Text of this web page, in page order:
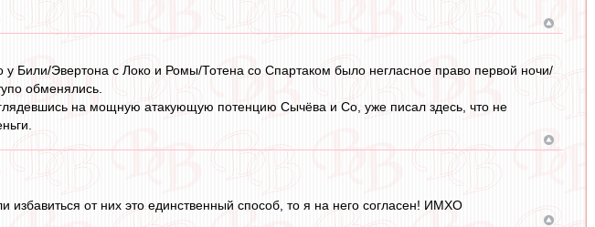
Били/Эвертона с Локо и Ромы/Тотена со Спартаком было негласное право первой ночи/
обменялись.
на мощную атакующую потенцию Сычёва и Со, уже писал здесь, что не
от них это единственный способ, то я на него согласен! ИМХО